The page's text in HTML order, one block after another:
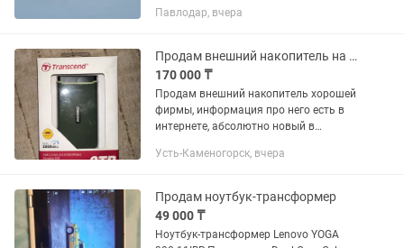
подключения жестких дисков к
Павлодар, вчера
Продам внешний накопитель на 2тб
170 000 ₸
Продам внешний накопитель хорошей
фирмы, информация про него есть в
интернете, абсолютно новый в
ненадобности, покупал год назад Торг
Усть-Каменогорск, вчера
Продам ноутбук-трансформер
49 000 ₸
Ноутбук-трансформер Lenovo YOGA